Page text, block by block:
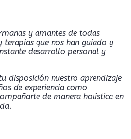
y amantes de todas
terapias que nos han guiado y
desarrollo personal y
disposición nuestro aprendizaje
de experiencia como
de manera holística en